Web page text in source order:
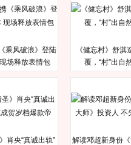
乘风破浪》登陆
场释放表情包
《健忘村》舒淇
覆，“村”出自
》肖央“真诚出轨”
解读邓超新身份